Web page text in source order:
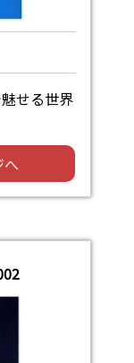
せる世界
へ